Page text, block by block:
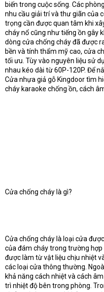
e
r
biến trong cuộc sống. Các
nhu cầu giải trí và thư giãn của
trọng cần được quan tâm khi
cháy nổ cũng như tiếng ồn gây
dòng cửa chống cháy đã được
bền và tính thẩm mỹ cao, cửa
tối ưu. Tùy vào nguyên liệu sử
nhau kéo dài từ 60P-120P. Để
Cửa nhựa giả gỗ Kingdoor tìm
cháy karaoke chống ồn, cách
Cửa chống cháy là gì?
Cửa chống cháy là loại cửa
của đám cháy trong trường
được làm từ vật liệu chịu nhiệt
các loại cửa thông thường.
khả năng cách nhiệt và cách
trì nhiệt độ bên trong phòng.